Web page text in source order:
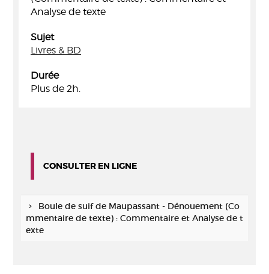
Analyse de texte
Sujet
Livres & BD
Durée
Plus de 2h.
CONSULTER EN LIGNE
Boule de suif de Maupassant - Dénouement (Co
mmentaire de texte) : Commentaire et Analyse de t
exte